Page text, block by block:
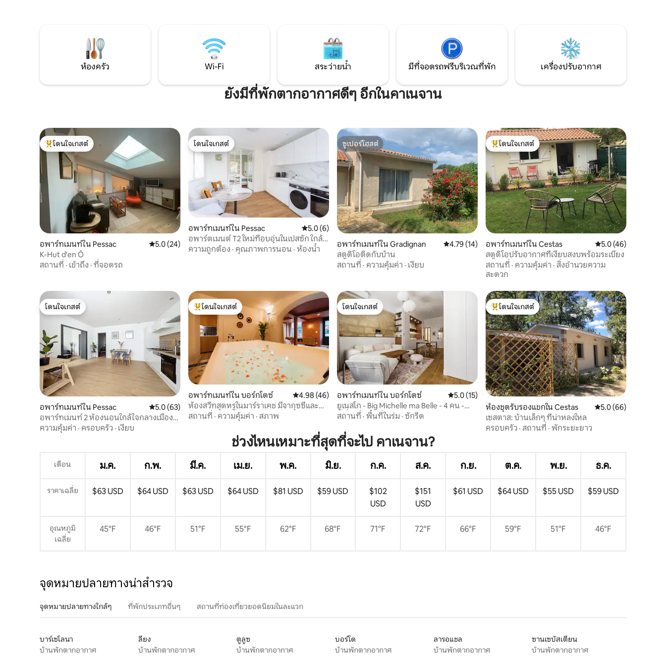
กาแฟเอสเปรสโซ และที่จอดรถแบบมีค่าใช้
ห้องครัว Wi-Fi สระว่ายน้ำ มีที่จอดรถฟรีบริเวณที่พัก เครื่องปรับอากาศ
ยังมีที่พักตากอากาศดีๆ อีกในคาเนจาน
โดนใจเกสต์ที่สุด
โดนใจเกสต์
อพาร์ทเมนท์ใน Pessac คะแนนเฉลี่ย 5.0 จาก 5, 24 รีวิว
5.0 (24)
K-Hut d'en Ô
สถานที่ · เข้าถึง · ที่จอดรถ
โดนใจเกสต์
โดนใจเกสต์
อพาร์ทเมนท์ใน Pessac คะแนนเฉลี่ย 5.0 จาก 5, 6 รีวิว
5.0 (6)
อพาร์ตเมนต์ T2 ใหม่ที่อบอุ่นในเปสซัก ใกล้
เมรินยักและสนามบิน
ความถูกต้อง · คุณภาพการนอน · ห้องน้ำ
ซูเปอร์โฮสต์
ซูเปอร์โฮสต์
อพาร์ทเมนท์ใน Gradignan คะแนนเฉลี่ย 4.79 จาก 5, 14 รีวิว
4.79 (14)
สตูดิโอติดกับบ้าน
สถานที่ · ความคุ้มค่า · เงียบ
โดนใจเกสต์ที่สุด
โดนใจเกสต์
อพาร์ทเมนท์ใน Cestas คะแนนเฉลี่ย 5.0 จาก
5.0 (46)
สตูดิโอปรับอากาศที่เงียบสงบพร้อมระเบียง
สถานที่ · ความคุ้มค่า · สิ่งอำนวยความ
สะดวก
โดนใจเกสต์
โดนใจเกสต์
อพาร์ทเมนท์ใน Pessac คะแนนเฉลี่ย 5.0 จาก 5, 63 รีวิว
5.0 (63)
อพาร์ทเมนท์ 2 ห้องนอนใกล้ใจกลางเมือง
และคณะ
ความคุ้มค่า · ครอบครัว · เงียบ
โดนใจเกสต์ที่สุด
โดนใจเกสต์
อพาร์ทเมนท์ใน บอร์กโดซ์ คะแนนเฉลี่ย 4.98 จาก 5, 46 รีวิว
4.98 (46)
ห้องสวีทสุดหรูในมาร์ราเคช มีจากุซซี่และ
โต๊ะนวด
สถานที่ · ความคุ้มค่า · สภาพ
โดนใจเกสต์
โดนใจเกสต์
อพาร์ทเมนท์ใน บอร์กโดซ์ คะแนนเฉลี่ย 5.0 จาก 5, 15 รีวิว
5.0 (15)
ยูเนสโก - Big Michelle ma Belle - 4 คน -
เครื่องปรับอากาศ
สถานที่ · พื้นที่ในร่ม · ซักรีด
โดนใจเกสต์ที่สุด
โดนใจเกสต์
ห้องชุดรับรองแขกใน Cestas คะแนนเฉลี่ย 5.0 จาก
5.0 (66)
เซสตาส: บ้านเล็กๆ ที่น่าหลงใหล
ครอบครัว · สถานที่ · พักระยะยาว
ช่วงไหนเหมาะที่สุดที่จะไป คาเนจาน?
เดือน ม.ค. ก.พ. มี.ค. เม.ย. พ.ค. มิ.ย. ก.ค. ส.ค. ก.ย. ต.ค. พ.ย. ธ.ค.
ราคาเฉลี่ย $63 USD $64 USD $63 USD $64 USD $81 USD $59 USD
$102
USD
$151
USD
$61 USD $64 USD $55 USD $59 USD
อุณหภูมิ
เฉลี่ย
45°F 46°F 51°F 55°F 62°F 68°F 71°F 72°F 66°F 59°F 51°F 46°F
จุดหมายปลายทางน่าสำรวจ
จุดหมายปลายทางใกล้ๆ ที่พักประเภทอื่นๆ สถานที่ท่องเที่ยวยอดนิยมในละแวก
บาร์เซโลนา
บ้านพักตากอากาศ
ลียง
บ้านพักตากอากาศ
ตูลูซ
บ้านพักตากอากาศ
บอร์โด
บ้านพักตากอากาศ
ลารอแชล
บ้านพักตากอากาศ
ซานเซบัสเตียน
บ้านพักตากอากาศ